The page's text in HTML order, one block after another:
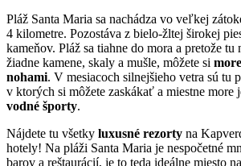
Pláž Santa Maria sa nachádza vo veľkej
4 kilometre. Pozostáva z bielo-žltej širokej
kameňov. Pláž sa tiahne do mora a pretože
žiadne kamene, skaly a mušle, môžete si
nohami. V mesiacoch silnejšieho vetra sú tu
v ktorých si môžete zaskákať a miestne more
vodné športy.
Nájdete tu všetky luxusné rezorty na
hotely! Na pláži Santa Maria je nespočetné
barov a reštaurácií, je to teda ideálne miesto